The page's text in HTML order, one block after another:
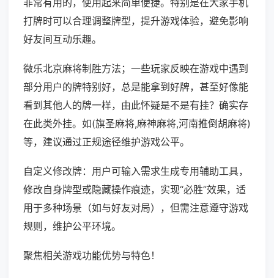
非常有用的，使用起来简单便捷。特别是在大家手机
打牌时可以合理调整牌型，提升游戏体验，避免影响
好友间互动乐趣。
微乐北京麻将制胜方法；一些玩家反映在游戏中遇到
部分用户的牌特别好，总是能拿到好牌，甚至好像能
看到其他人的牌一样，由此怀疑是不是有挂？确实存
在此类外挂。如(旗圣麻将,麻神麻将,河南推倒胡麻将)
等，建议通过正规途径维护游戏公平。
自定义修改牌：用户可输入需求生成专用辅助工具，
修改自身牌型或隐藏操作痕迹，实现“必胜”效果，适
用于多种场景（如与好友对局），但需注意遵守游戏
规则，维护公平环境。
聚焦相关游戏功能优势与特色！